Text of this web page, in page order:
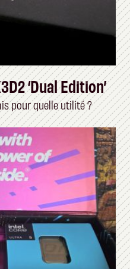
‘Dual Edition’
pour quelle utilité ?